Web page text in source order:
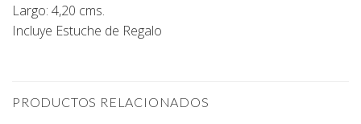
Largo: 4,20 cms.
Incluye Estuche de Regalo
PRODUCTOS RELACIONADOS